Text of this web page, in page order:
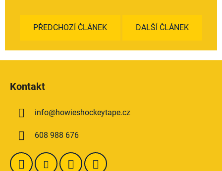
PŘEDCHOZÍ ČLÁNEK DALŠÍ ČLÁNEK
Kontakt
info@howieshockeytape.cz
608 988 676